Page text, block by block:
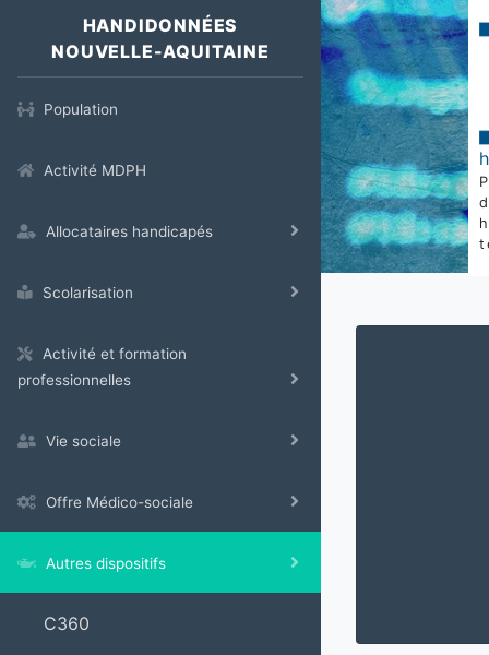
HANDIDONNÉES
NOUVELLE-AQUITAINE
Population
Activité MDPH
Allocataires handicapés
Scolarisation
Activité et formation
professionnelles
Vie sociale
Offre Médico-sociale
Autres dispositifs
C360